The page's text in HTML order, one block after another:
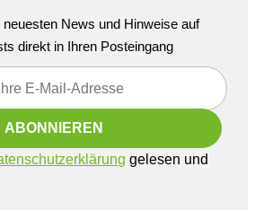
neuesten News und Hinweise auf
direkt in Ihren Posteingang
gelesen und